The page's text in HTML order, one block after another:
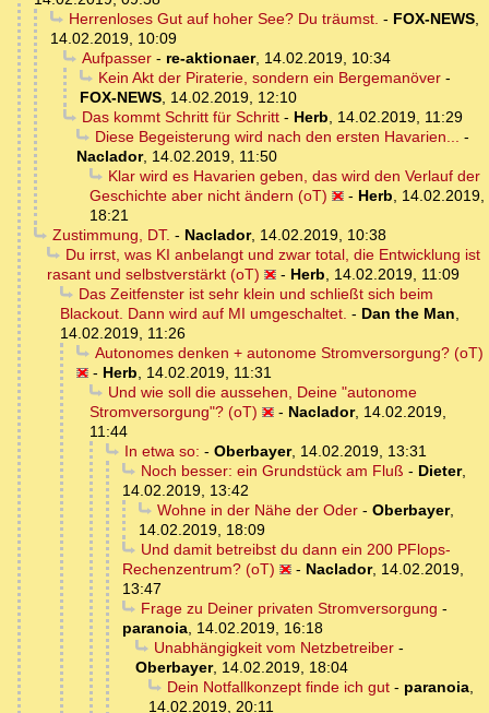
Herrenloses Gut auf hoher See? Du träumst. - FOX-NEWS,
14.02.2019, 10:09
Aufpasser- re-aktionaer, 14.02.2019, 10:34
Kein Akt der Piraterie, sondern ein Bergemanöver-
FOX-NEWS, 14.02.2019, 12:10
Das kommt Schritt für Schritt- Herb, 14.02.2019, 11:29
Diese Begeisterung wird nach den ersten Havarien... -
Naclador, 14.02.2019, 11:50
Klar wird es Havarien geben, das wird den Verlauf der
Geschichte aber nicht ändern (oT)
- Herb, 14.02.2019,
18:21
Zustimmung, DT. - Naclador, 14.02.2019, 10:38
Du irrst, was KI anbelangt und zwar total, die Entwicklung ist
rasant und selbstverstärkt (oT)
- Herb, 14.02.2019, 11:09
Das Zeitfenster ist sehr klein und schließt sich beim
Blackout. Dann wird auf MI umgeschaltet. - Dan the Man,
14.02.2019, 11:26
Autonomes denken + autonome Stromversorgung? (oT)
- Herb, 14.02.2019, 11:31
Und wie soll die aussehen, Deine "autonome
Stromversorgung"? (oT)
- Naclador, 14.02.2019,
11:44
In etwa so: - Oberbayer, 14.02.2019, 13:31
Noch besser: ein Grundstück am Fluß - Dieter,
14.02.2019, 13:42
Wohne in der Nähe der Oder- Oberbayer,
14.02.2019, 18:09
Und damit betreibst du dann ein 200 PFlops-
Rechenzentrum? (oT)
- Naclador, 14.02.2019,
13:47
Frage zu Deiner privaten Stromversorgung -
paranoia, 14.02.2019, 16:18
Unabhängigkeit vom Netzbetreiber-
Oberbayer, 14.02.2019, 18:04
Dein Notfallkonzept finde ich gut- paranoia,
14.02.2019, 20:11